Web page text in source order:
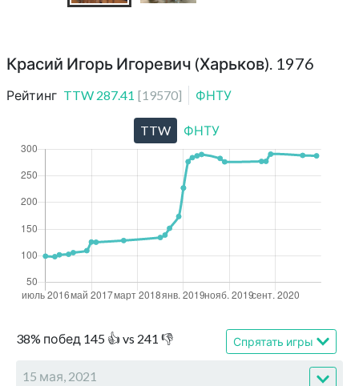
Красий Игорь Игоревич (Харьков). 1976
Рейтинг TTW 287.41 [19570] ФНТУ
38% побед 145 👍 vs 241 👎 Спрятать игры
15 мая, 2021
TTW ФНТУ